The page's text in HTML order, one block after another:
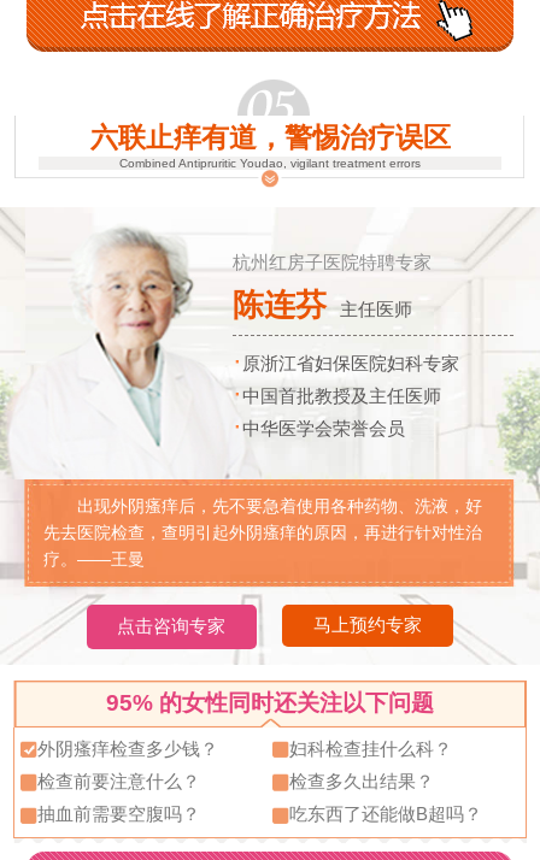
六联止痒有道，警惕治疗误区
Combined Antipruritic Youdao, vigilant treatment errors
杭州红房子医院特聘专家
陈连芬 主任医师
· 原浙江省妇保医院妇科专家
·中国首批教授及主任医师
·中华医学会荣誉会员
出现外阴瘙痒后，先不要急着使用各种药物、洗液，好
先去医院检查，查明引起外阴瘙痒的原因，再进行针对性治
疗。——王曼
点击咨询专家 马上预约专家
95% 的女性同时还关注以下问题
外阴瘙痒检查多少钱？
妇科检查挂什么科？
检查前要注意什么？
检查多久出结果？
抽血前需要空腹吗？
吃东西了还能做B超吗？